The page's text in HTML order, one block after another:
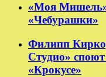
«Моя Мишель»
«Чебурашки»
Филипп
Студио»
«Крокусе»